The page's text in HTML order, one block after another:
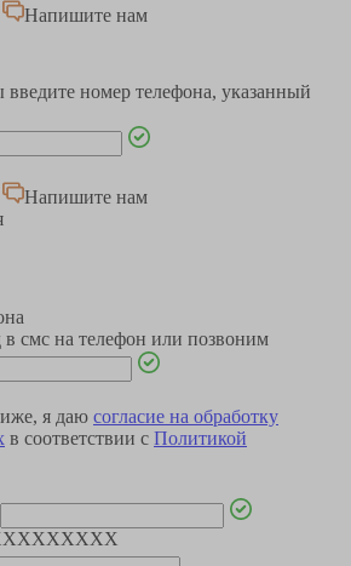
Напишите нам
введите номер телефона, указанный
Напишите нам
смс на телефон или позвоним
я даю согласие на обработку
в соответствии с Политикой